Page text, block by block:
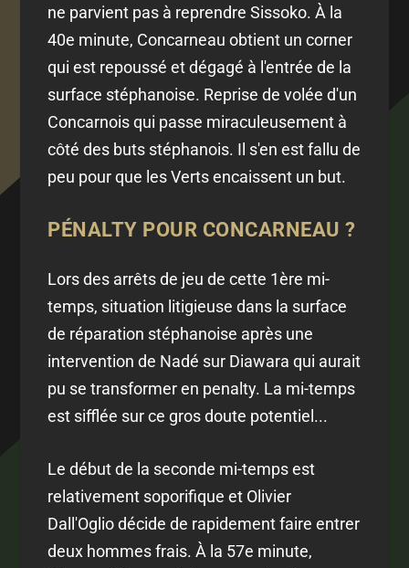
ne parvient pas à reprendre Sissoko. À la
40e minute, Concarneau obtient un corner
qui est repoussé et dégagé à l'entrée de la
surface stéphanoise. Reprise de volée d'un
Concarnois qui passe miraculeusement à
côté des buts stéphanois. Il s'en est fallu de
peu pour que les Verts encaissent un but.
PÉNALTY POUR CONCARNEAU ?
Lors des arrêts de jeu de cette 1ère mi-
temps, situation litigieuse dans la surface
de réparation stéphanoise après une
intervention de Nadé sur Diawara qui aurait
pu se transformer en penalty. La mi-temps
est sifflée sur ce gros doute potentiel...
Le début de la seconde mi-temps est
relativement soporifique et Olivier
Dall'Oglio décide de rapidement faire entrer
deux hommes frais. À la 57e minute,